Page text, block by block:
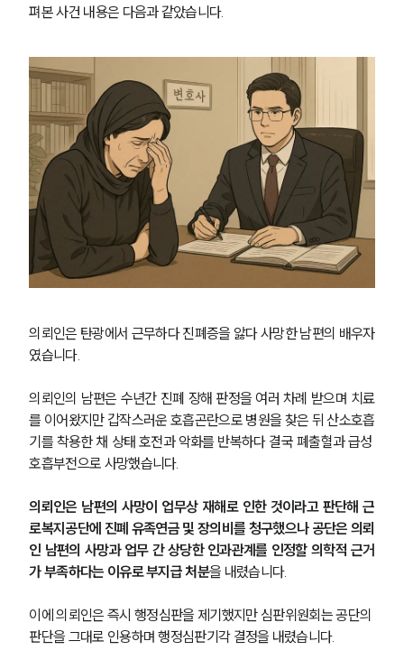
펴본 사건 내용은 다음과 같았습니다.
의뢰인은 탄광에서 근무하다 진폐증을 앓다 사망한 남편의 배우자
였습니다.
의뢰인의 남편은 수년간 진폐 장해 판정을 여러 차례 받으며 치료
를 이어왔지만 갑작스러운 호흡곤란으로 병원을 찾은 뒤 산소호흡
기를 착용한 채 상태 호전과 악화를 반복하다 결국 폐출혈과 급성
호흡부전으로 사망했습니다.
의뢰인은 남편의 사망이 업무상 재해로 인한 것이라고 판단해 근
로복지공단에 진폐 유족연금 및 장의비를 청구했으나 공단은 의뢰
인 남편의 사망과 업무 간 상당한 인과관계를 인정할 의학적 근거
가 부족하다는 이유로 부지급 처분을 내렸습니다.
이에 의뢰인은 즉시 행정심판을 제기했지만 심판위원회는 공단의
판단을 그대로 인용하며 행정심판기각 결정을 내렸습니다.